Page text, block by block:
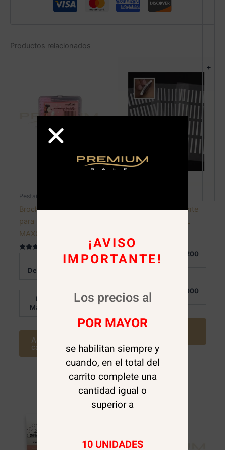
+
Productos relacionados
Pestañas
Brocha desechable
para pestañas 50 unid.
MAXCARE
de 5Detalle:
$2.800
Por
Mayor:
1.850
Agregar al
carrito
Bigudies permanente
para pestañas #XL
Valorado
en
0
de
Detalle:
1.200
Mayor:
1.000
Agregar al
Sale!
¡AVISO
IMPORTANTE!
Los precios al
POR MAYOR
se habilitan siempre y
cuando, en el total del
carrito complete una
cantidad igual o
superior a
10 UNIDADES